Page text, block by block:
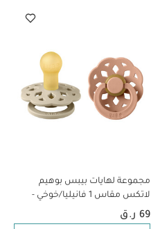
مجموعة لهايات بيبس بوهيم
لاتكس مقاس 1 فانيليا/خوخي -
قطعتان
69 ر.ق